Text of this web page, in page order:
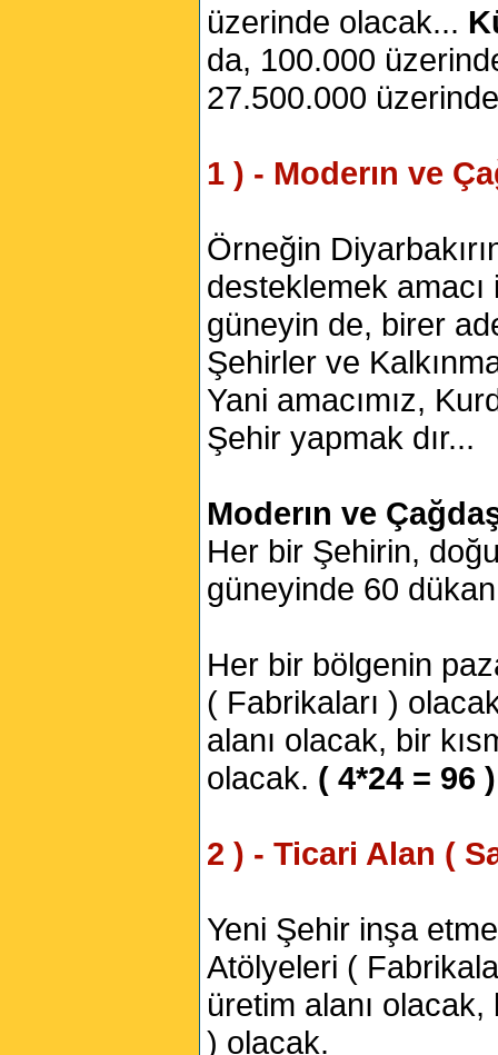
üzerinde olacak...
da, 100.000
27.500.000
1 ) - Moderın ve
Örneğin
desteklemek amacı
güneyin de, birer
Şehirler ve
Yani amacımız,
Şehir yapmak dır...
Moderın ve
Her bir Şehirin,
güneyinde 60
Her bir bölgenin
( Fabrikaları )
alanı olacak, bir
olacak. ( 4*24 = 96 )
2 ) - Ticari Alan (
Yeni Şehir inşa
Atölyeleri (
üretim alanı
) olacak.